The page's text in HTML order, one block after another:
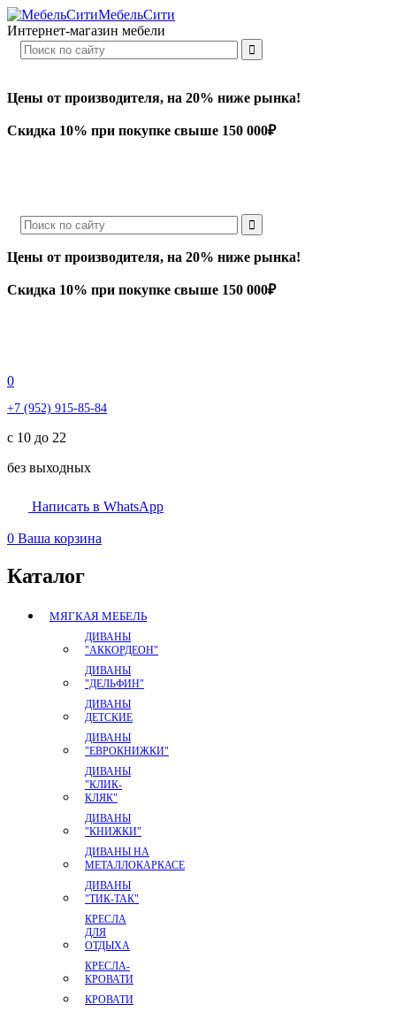
МебельСити
Интернет-магазин мебели
Цены от производителя, на 20% ниже рынка!
Скидка 10% при покупке свыше 150 000₽
Цены от производителя, на 20% ниже рынка!
Скидка 10% при покупке свыше 150 000₽
0
+7 (952) 915-85-84
с 10 до 22
без выходных
Написать в WhatsApp
0 Ваша корзина
Каталог
МЯГКАЯ МЕБЕЛЬ
ДИВАНЫ
"АККОРДЕОН"
ДИВАНЫ
"ДЕЛЬФИН"
ДИВАНЫ
ДЕТСКИЕ
ДИВАНЫ
"ЕВРОКНИЖКИ"
ДИВАНЫ
"КЛИК-
КЛЯК"
ДИВАНЫ
"КНИЖКИ"
ДИВАНЫ НА
МЕТАЛЛОКАРКАСЕ
ДИВАНЫ
"ТИК-ТАК"
КРЕСЛА
ДЛЯ
ОТДЫХА
КРЕСЛА-
КРОВАТИ
КРОВАТИ